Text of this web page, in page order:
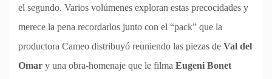
el segundo. Varios volúmenes exploran estas precocidades y
merece la pena recordarlos junto con el “pack” que la
productora Cameo distribuyó reuniendo las piezas de Val del
Omar y una obra-homenaje que le filma Eugeni Bonet